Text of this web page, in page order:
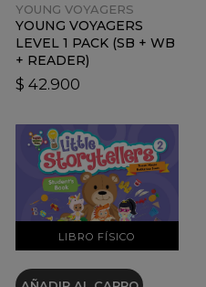
YOUNG VOYAGERS
YOUNG VOYAGERS
LEVEL 1 PACK (SB + WB
+ READER)
$ 42.900
LIBRO FÍSICO
VER DETALLES